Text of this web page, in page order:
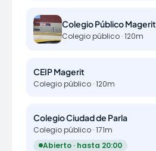
Colegio Público Magerit
Colegio público · 120m
CEIP Magerit
Colegio público · 120m
Colegio Ciudad de Parla
Colegio público · 171m
Abierto · hasta 20:00